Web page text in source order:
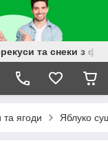
та снеки з
та ягоди Яблуко